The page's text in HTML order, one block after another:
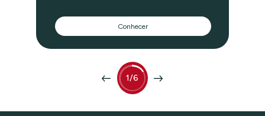
1/6
imóvel oferece uma área construída de
592 metros quadrados, distribuída em
dois pavimentos. O acesso ao piso
superior é facilitado por escada ou
conforto. A localização deste imóvel é
um de seus maiores atrativos, com fácil
acesso às principais vias da cidade,
Conhecer